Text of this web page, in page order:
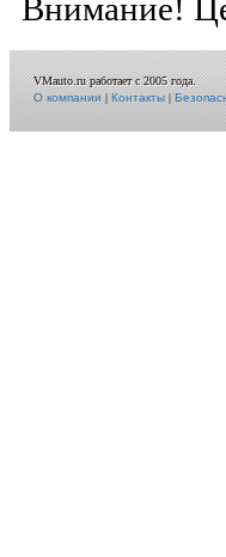
Внимание!
VMauto.ru работает с 2005 года.
О компании|Контакты|